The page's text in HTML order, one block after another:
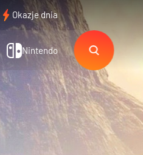
Okazje dnia
Nintendo